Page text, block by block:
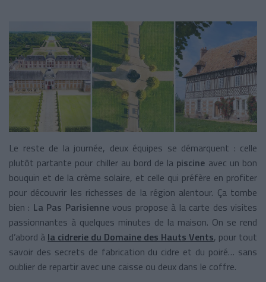
Le reste de la journée, deux équipes se démarquent : celle
plutôt partante pour chiller au bord de la piscine avec un bon
bouquin et de la crème solaire, et celle qui préfère en profiter
pour découvrir les richesses de la région alentour. Ça tombe
bien : La Pas Parisiennevous propose à la carte des visites
passionnantes à quelques minutes de la maison. On se rend
d’abord à la cidrerie du Domaine des Hauts Vents, pour tout
savoir des secrets de fabrication du cidre et du poiré… sans
oublier de repartir avec une caisse ou deux dans le coffre.